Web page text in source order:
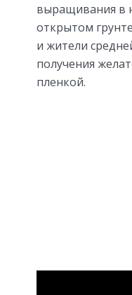
выращивания в
открытом
и жители
получения
пленкой.